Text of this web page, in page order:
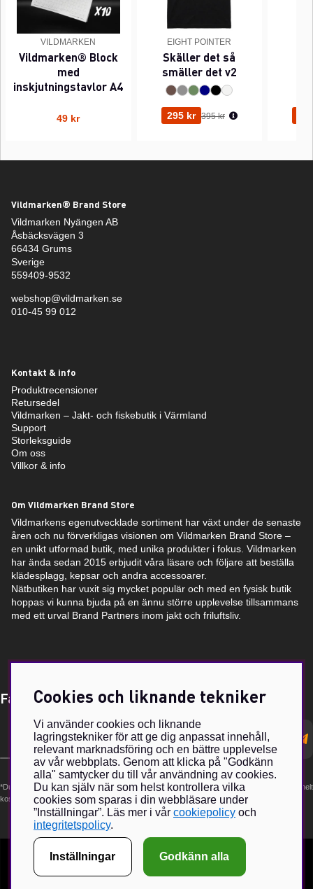
VILDMARKEN
Vildmarken® Block
med
inskjutningstavlor A4
49 kr
EIGHT POINTER
Skäller det så
smäller det v2
295 kr Ordinarie pris:
395 kr
Vildmarken® Brand Store
Vildmarken Nyängen AB
Åsbäcksvägen 3
66434 Grums
Sverige
559409-9532
webshop@vildmarken.se
010-45 99 012
Kontakt & info
Produktrecensioner
Retursedel
Vildmarken – Jakt- och fiskebutik i Värmland
Support
Storleksguide
Om oss
Villkor & info
Om Vildmarken Brand Store
Vildmarkens egenutvecklade sortiment har växt under de senaste
åren och nu förverkligas visionen om Vildmarken Brand Store –
en unikt utformad butik, med unika produkter i fokus. Vildmarken
har ända sedan 2015 erbjudit våra läsare och följare att beställa
klädesplagg, kepsar och andra accessoarer.
Nätbutiken har vuxit sig mycket populär och med en fysisk butik
hoppas vi kunna bjuda på en ännu större upplevelse tillsammans
med ett urval Brand Partners inom jakt och friluftsliv.
Få Magasin Vildmarken direkt till din e-post!*
postadress
*Du kan även få erbjudanden och nyheter från samarbetspartners. Din prenumeration är helt
kostnadsfri och kan avslutas när som helst.
Cookies och liknande tekniker
Vi använder cookies och liknande
lagringstekniker för att ge dig anpassat innehåll,
relevant marknadsföring och en bättre upplevelse
av vår webbplats. Genom att klicka på "Godkänn
alla" samtycker du till vår användning av cookies.
Du kan själv när som helst kontrollera vilka
cookies som sparas i din webbläsare under
”Inställningar”. Läs mer i vår cookiepolicy och
integritetspolicy.
Inställningar Godkänn alla